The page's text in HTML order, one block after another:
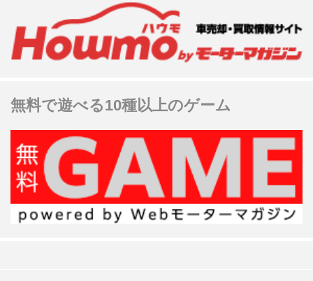
無料で遊べる10種以上のゲーム